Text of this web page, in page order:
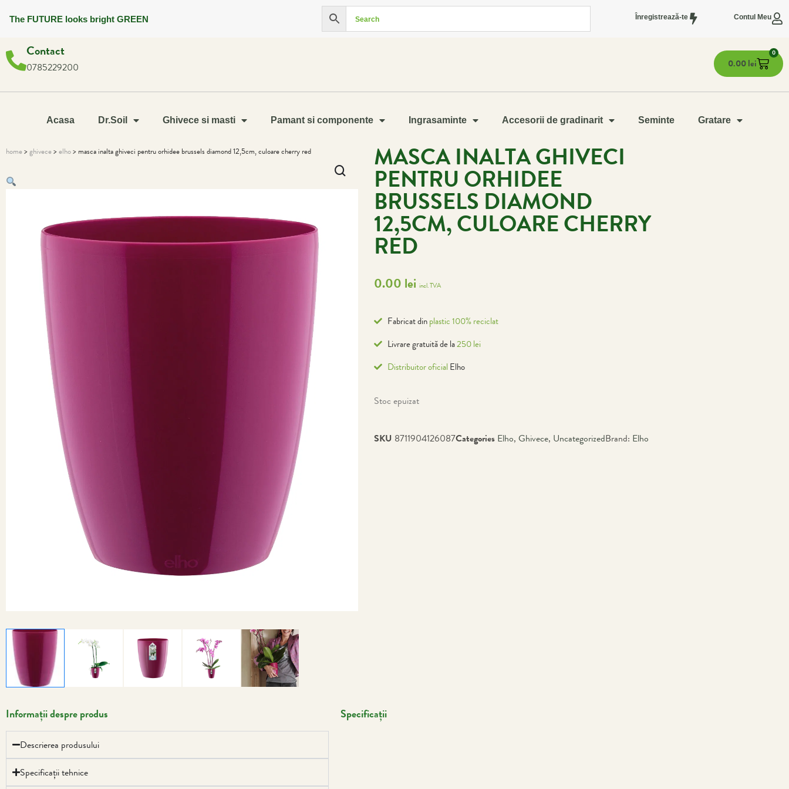
The FUTURE looks bright GREEN Înregistrează-te Contul Meu
Contact
0785229200 0.00lei
0
Acasa Dr.Soil Ghivece si masti Pamant si componente Ingrasaminte Accesorii de gradinarit Seminte Gratare
home>ghivece>elho> masca inalta ghiveci pentru orhidee brussels diamond 12,5cm, culoare cherry red MASCA INALTA GHIVECI
PENTRU ORHIDEE
BRUSSELS DIAMOND
12,5CM, CULOARE CHERRY
RED
0.00 lei incl. TVA
Fabricat dinplastic 100% reciclat
Livrare gratuită de la250 lei
Distribuitor oficial Elho
Stoc epuizat
SKU 8711904126087Categories Elho, Ghivece, UncategorizedBrand: Elho
Informații despre produs
Descrierea produsului
Specificații tehnice
Specificații